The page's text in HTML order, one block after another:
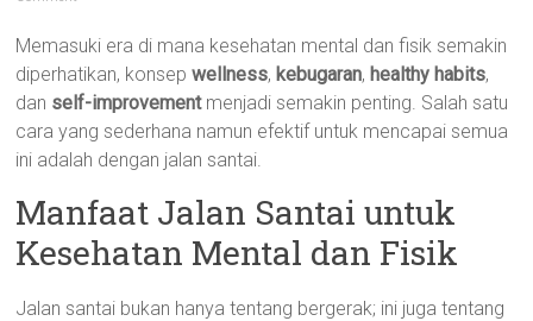
Memasuki era di mana kesehatan mental dan fisik semakin
diperhatikan, konsepwellness, kebugaran, healthy habits,
dan self-improvementmenjadi semakin penting. Salah satu
cara yang sederhana namun efektif untuk mencapai semua
ini adalah dengan jalan santai.
Manfaat Jalan Santai untuk
Kesehatan Mental dan Fisik
Jalan santai bukan hanya tentang bergerak; ini juga tentang